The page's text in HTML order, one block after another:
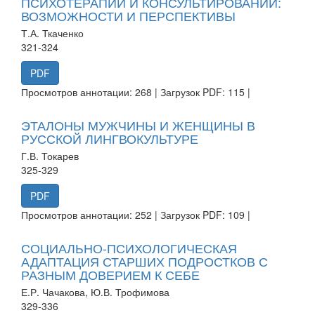
ВОЗМОЖНОСТИ И ПЕРСПЕКТИВЫ
Т.А. Ткаченко
321-324
PDF
Просмотров аннотации: 268 | Загрузок PDF: 115 |
ЭТАЛОНЫ МУЖЧИНЫ И ЖЕНЩИНЫ В
РУССКОЙ ЛИНГВОКУЛЬТУРЕ
Г.В. Токарев
325-329
PDF
Просмотров аннотации: 252 | Загрузок PDF: 109 |
СОЦИАЛЬНО-ПСИХОЛОГИЧЕСКАЯ
АДАПТАЦИЯ СТАРШИХ ПОДРОСТКОВ С
РАЗНЫМ ДОВЕРИЕМ К СЕБЕ
Е.Р. Чачакова, Ю.В. Трофимова
329-336